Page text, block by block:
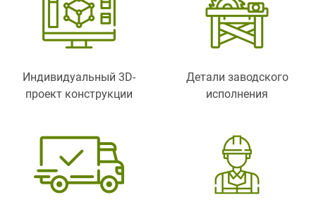
Индивидуальный 3D-
проект конструкции
Детали заводского
исполнения